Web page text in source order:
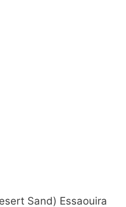
Sand) Essaouira